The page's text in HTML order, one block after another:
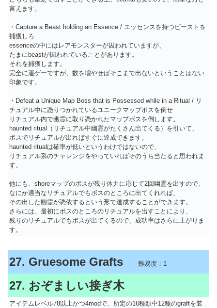
言えます。
・Capture a Beast holding an Essence / エッセンスを持つビーストを
捕獲しろ
essenceの中にはレアモンスターが囚われていますが、
たまにbeastが囚われていることがあります。
それを捕獲します。
完全に運ゲーですが、数を増やせばそこまで出ないということはない
印象です。
・Defeat a Unique Map Boss that is Possessed while in a Ritual / リ
チュアル中に憑りつかれているユニークマップボスを倒せ
リチュアル内で幽霊に取り憑かれたマップボスを倒します。
haunted ritual（リチュアル中幽霊がたくさん出てくる）を引いて、
ボスでリチュアルが出ればすぐに達成できます。
haunted ritualは確率が低いというわけではないので、
リチュアル系のチャレンジをやっていればそのうち当たると思われま
す。
他にも、shoreマップのボスが残り体力に応じて2回幽霊を出すので、
なにか適当なリチュアルでもボスのところに出てくれれば、
その出した幽霊が憑依するという形で達成することができます。
さらには、最初にボスのところのリチュアルを出すことにより、
残りのリチュアルでもボスが出てくるので、成功率はさらに上がりま
す。
27. Gruesome Grafts 難易度：1
27. おぞましい接ぎ木
アイテムレベル78以上かつ4modで、所定の16種類中12種のgraftを装